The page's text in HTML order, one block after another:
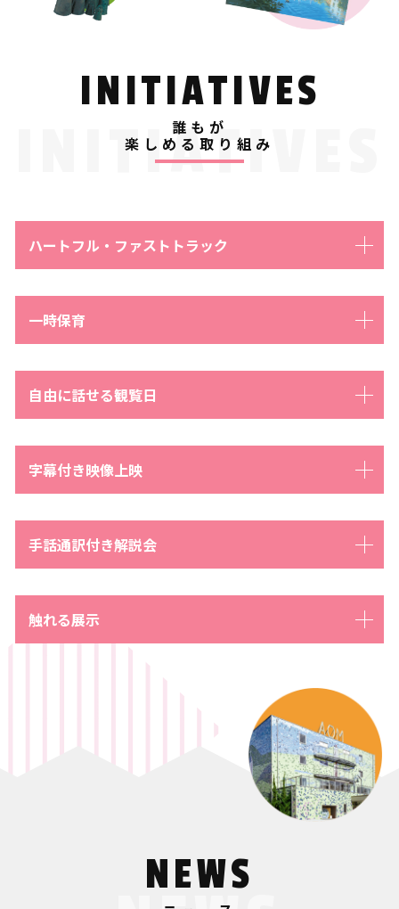
INITIATIVES
誰もが
楽しめる取り組み
INITIATIVES
ハートフル・ファストトラック
一時保育
自由に話せる観覧日
字幕付き映像上映
手話通訳付き解説会
触れる展示
NEWS